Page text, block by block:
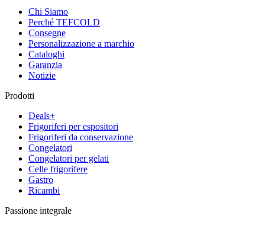
Chi Siamo
Perché TEFCOLD
Consegne
Personalizzazione a marchio
Cataloghi
Garanzia
Notizie
Prodotti
Deals+
Frigoriferi per espositori
Frigoriferi da conservazione
Congelatori
Congelatori per gelati
Celle frigorifere
Gastro
Ricambi
Passione integrale